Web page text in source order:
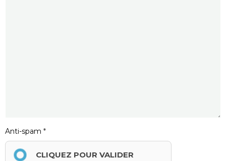
Anti-spam
CLIQUEZ POUR VALIDER